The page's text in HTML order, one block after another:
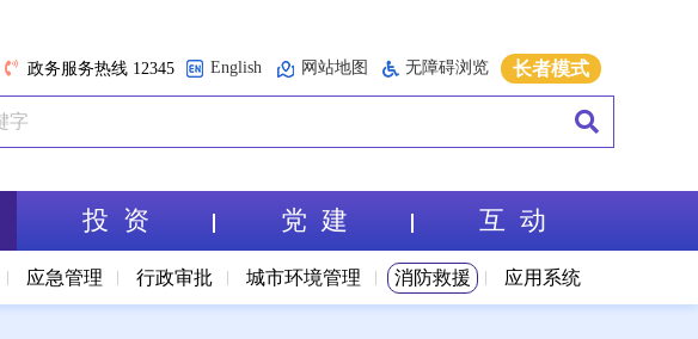
政务服务热线 12345 English 网站地图 无障碍浏览 长者模式
应急管理 行政审批 城市环境管理 消防救援 应用系统
投 资 党 建 互 动